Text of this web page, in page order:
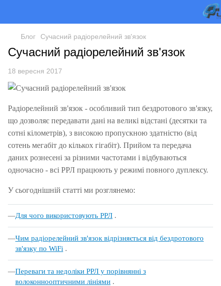
Блог Сучасний радіорелейний зв'язок
Сучасний радіорелейний зв'язок
18 вересня 2017
Радіорелейний зв'язок - особливий тип бездротового зв'язку,
що дозволяє передавати дані на великі відстані (десятки та
сотні кілометрів), з високою пропускною здатністю (від
сотень мегабіт до кількох гігабіт). Прийом та передача
даних рознесені за різними частотами і відбуваються
одночасно - всі РРЛ працюють у режимі повного дуплексу.
У сьогоднішній статті ми розглянемо:
Для чого використовують РРЛ .
Чим радіорелейний зв'язок відрізняється від бездротового
зв'язку по WiFi .
Переваги та недоліки РРЛ у порівнянні з
волоконнооптичними лініями .